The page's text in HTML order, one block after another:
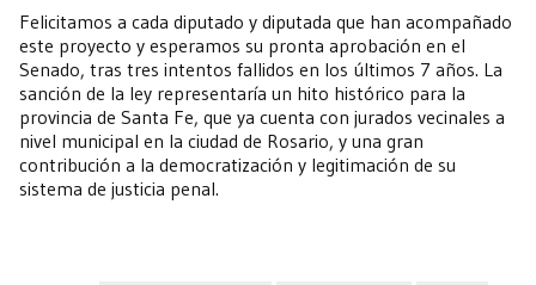
Felicitamos a cada diputado y diputada que han acompañado
este proyecto y esperamos su pronta aprobación en el
Senado, tras tres intentos fallidos en los últimos 7 años. La
sanción de la ley representaría un hito histórico para la
provincia de Santa Fe, que ya cuenta con jurados vecinales a
nivel municipal en la ciudad de Rosario, y una gran
contribución a la democratización y legitimación de su
sistema de justicia penal.